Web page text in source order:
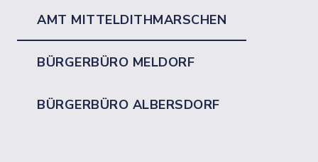
AMT MITTELDITHMARSCHEN
BÜRGERBÜRO MELDORF
BÜRGERBÜRO ALBERSDORF